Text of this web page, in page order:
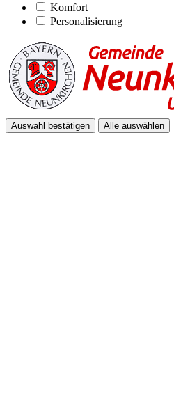
Komfort
Personalisierung
Auswahl bestätigen Alle auswählen